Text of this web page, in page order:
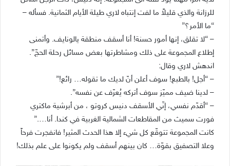
للرزانة والذي قليلاً ما لفت إنتباه لاري طيلة الأيام الثمانية. فسأله –
“ما الأمر؟”
– “لا تقلق، إنها أمور حسنة! أنا أسقف منطقة يالونايف. وأتمنى
إطلاع المجموعة على ذلك ومشاطرتها بعض مسائل رحلة الحجّ”.
اندهش لاري وقال:
– “أجل! بالطبع! سوف أعلن أنّ لديك ما تقوله… رائع!”
– لدينا ضيف مميّز سوف أتركه يُعرّف عن نفسه”.
– “أقدّم نفسي، إنّي الأسقف دنيس كروتو ، من أبرشية ماكتري
فورت سميث من المقاطعات الشمالية الغربية في كندا. أنا….”
كانت المجموعة تتوقّع كل شيء إلا هذا الحدث المثير! فانفجرت فرحاً
وعلا التصفيق بقوّة… كان بينهم أسقف ولم يكونوا على علم بذلك!